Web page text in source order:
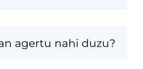
agertu nahi duzu?